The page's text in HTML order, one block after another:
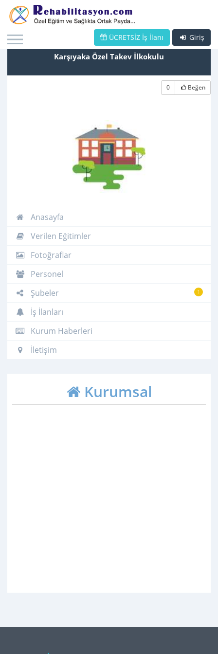
Giriş
ÜCRETSİZ İş İlanı
Karşıyaka Özel Takev İlkokulu
0 Beğen
Anasayfa
Verilen Eğitimler
Fotoğraflar
Personel
1
Şubeler
İş İlanları
Kurum Haberleri
İletişim
Kurumsal